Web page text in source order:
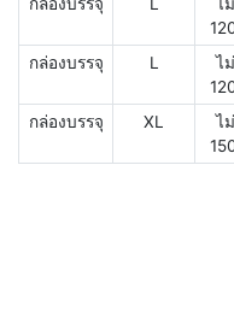
กล่องบรรจุ L
ไ
กล่องบรรจุ XL
ไ